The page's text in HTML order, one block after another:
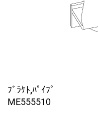
ﾌﾞﾗｹﾄ,ﾊﾟｲﾌﾟ
ME555510